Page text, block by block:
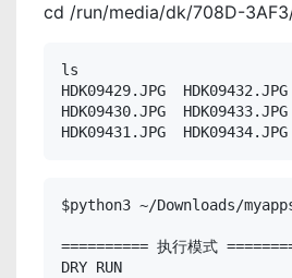
cd /run/media/dk/708D-
ls
HDK09429.JPG
HDK09430.JPG
HDK09431.JPG
$python3 ~/Downloads/
========== 执行模式
DRY RUN